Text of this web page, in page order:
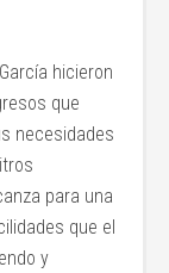
hicieron
que
necesidades
para una
que el
y